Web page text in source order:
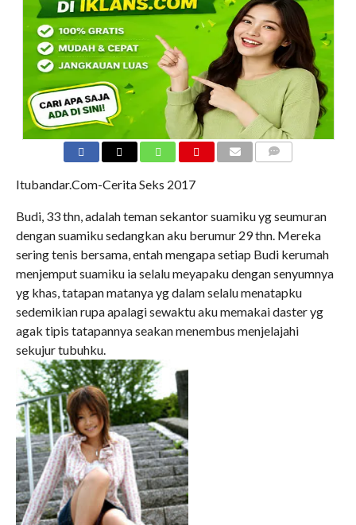
Itubandar.Com-Cerita Seks 2017
Budi, 33 thn, adalah teman sekantor suamiku yg seumuran
dengan suamiku sedangkan aku berumur 29 thn. Mereka
sering tenis bersama, entah mengapa setiap Budi kerumah
menjemput suamiku ia selalu meyapaku dengan senyumnya
yg khas, tatapan matanya yg dalam selalu menatapku
sedemikian rupa apalagi sewaktu aku memakai daster yg
agak tipis tatapannya seakan menembus menjelajahi
sekujur tubuhku.